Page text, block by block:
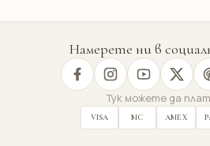
Намерете ни в
Тук можете да
VISA MC AMEX